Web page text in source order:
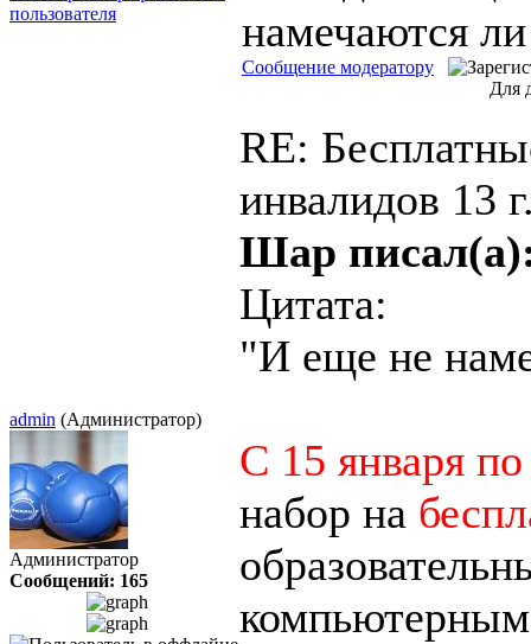
намечаются
Сообщение модератору
Для
admin (Администратор)
Администратор
Сообщений: 165
RE:
инвалидов 13
Шар
Цитата:
"И еще не
С 15 января
набор на